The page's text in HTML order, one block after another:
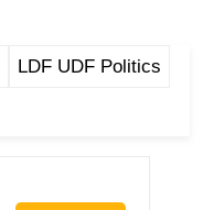
LDF UDF Politics